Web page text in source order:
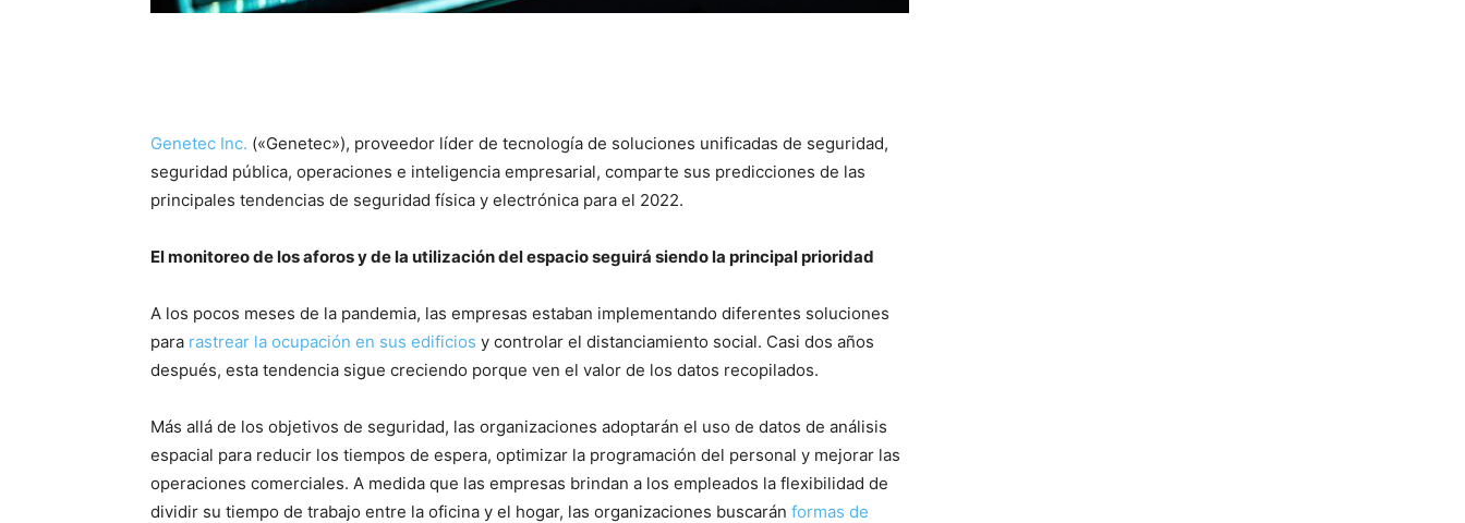
Genetec Inc. («Genetec»), proveedor líder de tecnología de soluciones unificadas de seguridad,
seguridad pública, operaciones e inteligencia empresarial, comparte sus predicciones de las
principales tendencias de seguridad física y electrónica para el 2022.
El monitoreo de los aforos y de la utilización del espacio seguirá siendo la principal prioridad
A los pocos meses de la pandemia, las empresas estaban implementando diferentes soluciones
para rastrear la ocupación en sus edificios y controlar el distanciamiento social. Casi dos años
después, esta tendencia sigue creciendo porque ven el valor de los datos recopilados.
Más allá de los objetivos de seguridad, las organizaciones adoptarán el uso de datos de análisis
espacial para reducir los tiempos de espera, optimizar la programación del personal y mejorar las
operaciones comerciales. A medida que las empresas brindan a los empleados la flexibilidad de
dividir su tiempo de trabajo entre la oficina y el hogar, las organizaciones buscarán formas de